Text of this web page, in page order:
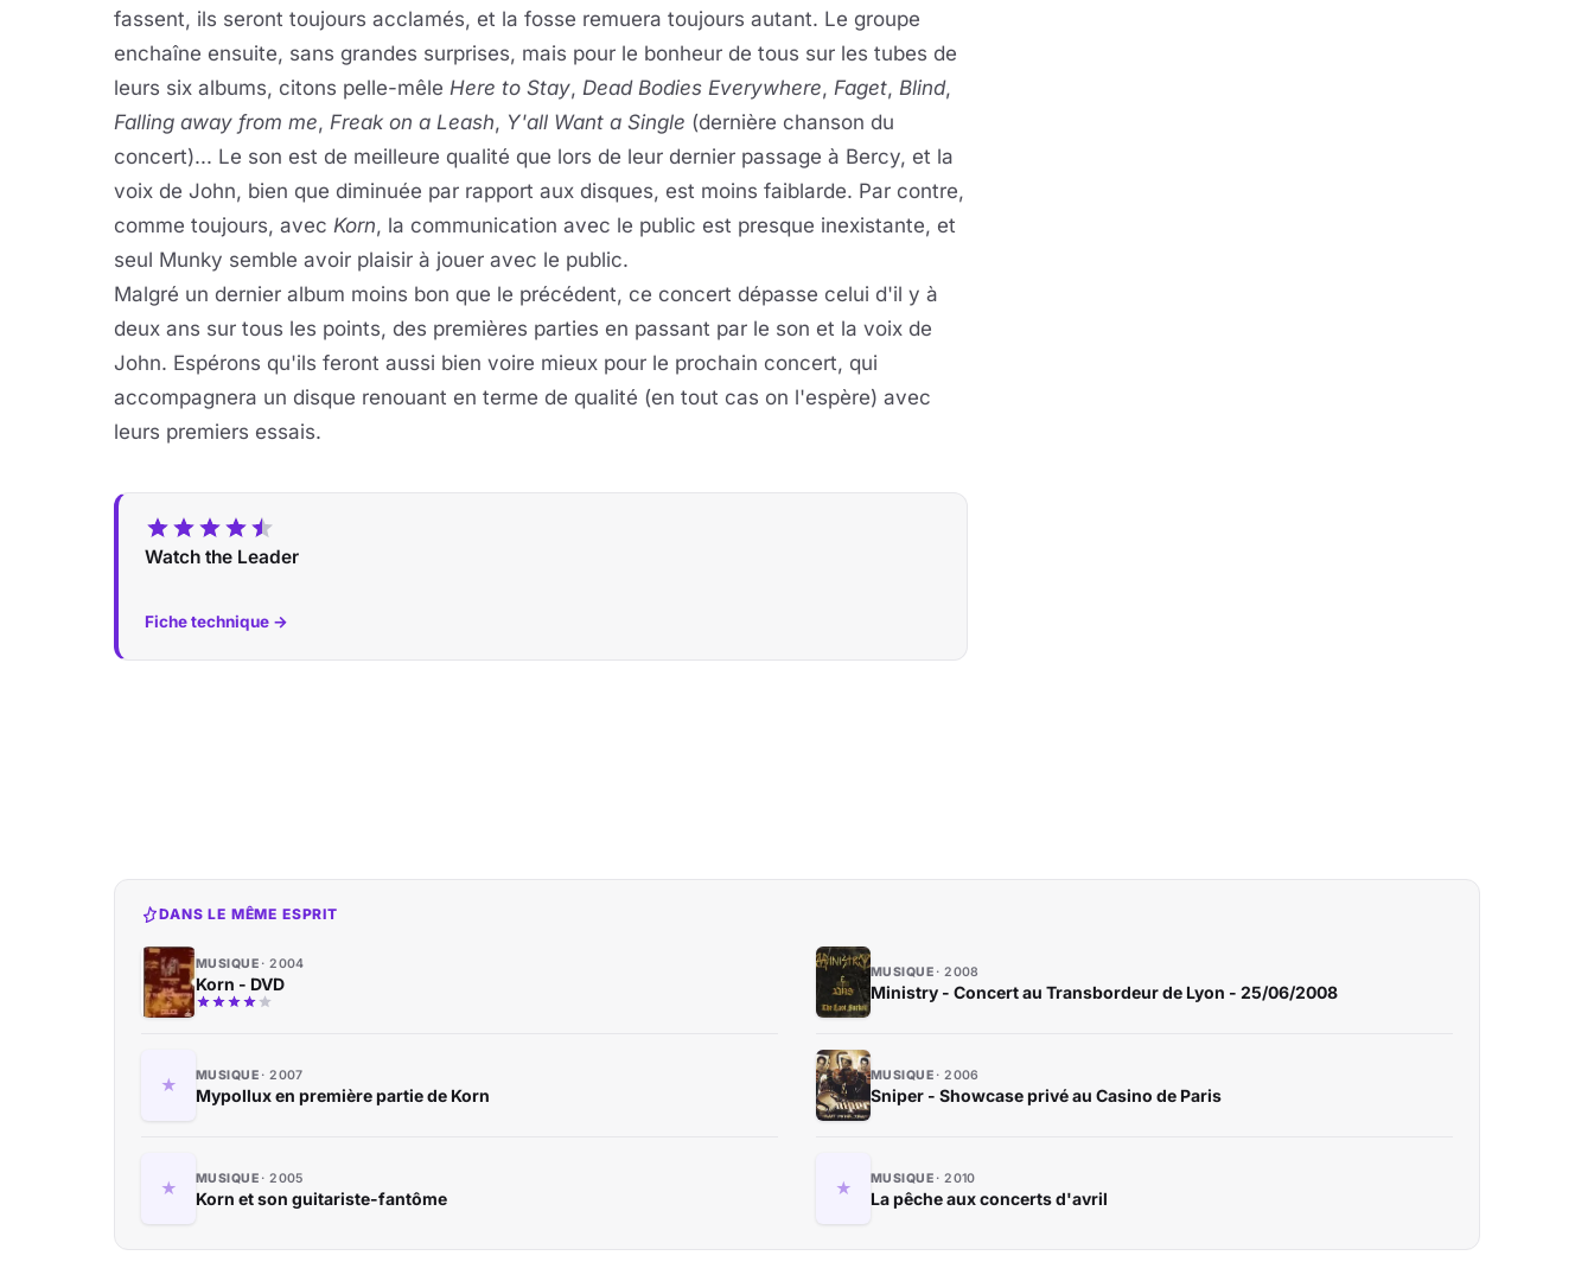
fassent, ils seront toujours acclamés, et la fosse remuera toujours autant. Le groupe
enchaîne ensuite, sans grandes surprises, mais pour le bonheur de tous sur les tubes de
leurs six albums, citons pelle-mêle Here to Stay, Dead Bodies Everywhere, Faget, Blind,
Falling away from me, Freak on a Leash, Y'all Want a Single (dernière chanson du
concert)... Le son est de meilleure qualité que lors de leur dernier passage à Bercy, et la
voix de John, bien que diminuée par rapport aux disques, est moins faiblarde. Par contre,
comme toujours, avec Korn, la communication avec le public est presque inexistante, et
seul Munky semble avoir plaisir à jouer avec le public.
Malgré un dernier album moins bon que le précédent, ce concert dépasse celui d'il y à
deux ans sur tous les points, des premières parties en passant par le son et la voix de
John. Espérons qu'ils feront aussi bien voire mieux pour le prochain concert, qui
accompagnera un disque renouant en terme de qualité (en tout cas on l'espère) avec
leurs premiers essais.
Watch the Leader
Fiche technique →
DANS LE MÊME ESPRIT
MUSIQUE 2004
Korn - DVD
MUSIQUE 2008
Ministry - Concert au Transbordeur de Lyon - 25/06/2008
MUSIQUE 2007
Mypollux en première partie de Korn
MUSIQUE 2006
Sniper - Showcase privé au Casino de Paris
MUSIQUE 2005
Korn et son guitariste-fantôme
MUSIQUE 2010
La pêche aux concerts d'avril